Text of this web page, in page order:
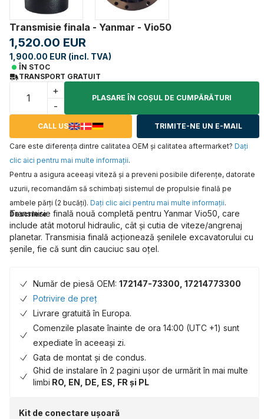
Transmisie finala - Yanmar - Vio50
1,520.00 EUR
1,900.00 EUR (incl. TVA)
ÎN STOC
TRANSPORT GRATUIT
+
-
PLASARE ÎN COŞUL DE CUMPĂRĂTURI
CALL US TRIMITE-NE UN E-MAIL
Care este diferența dintre calitatea OEM și calitatea aftermarket? Daţi
clic aici pentru mai multe informaţii.
Pentru a asigura aceeaşi viteză şi a preveni posibile diferenţe, datorate
uzurii, recomandăm să schimbaţi sistemul de propulsie finală pe
ambele părţi (2 bucăţi). Daţi clic aici pentru mai multe informaţii.
Descriere
Transmisie finală nouă completă pentru Yanmar Vio50, care
include atât motorul hidraulic, cât și cutia de viteze/angrenaj
planetar. Transmisia finală acționează șenilele excavatorului cu
șenile, fie că sunt din cauciuc sau oțel.
Număr de piesă OEM: 172147-73300, 17214773300
Potrivire de preț
Livrare gratuită în Europa.
Comenzile plasate înainte de ora 14:00 (UTC +1) sunt
expediate în aceeași zi.
Gata de montat și de condus.
Ghid de instalare în 2 pagini ușor de urmărit în mai multe
limbi RO, EN, DE, ES, FR și PL
Kit de conectare ușoară